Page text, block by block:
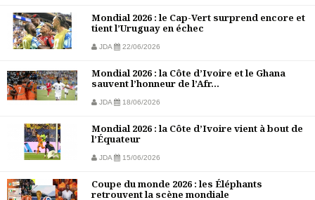
Mondial 2026 : le Cap-Vert surprend encore et
tient l’Uruguay en échec
JDA 22/06/2026
Mondial 2026 : la Côte d’Ivoire et le Ghana
sauvent l’honneur de l’Afr...
JDA 18/06/2026
Mondial 2026 : la Côte d’Ivoire vient à bout de
l’Équateur
JDA 15/06/2026
Coupe du monde 2026 : les Éléphants
retrouvent la scène mondiale